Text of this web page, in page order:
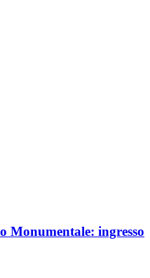
Monumentale: ingresso